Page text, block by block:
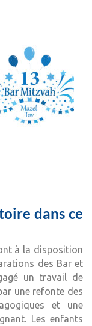
dans ce
à la disposition
des Bar et
un travail de
une refonte des
et une
Les enfants